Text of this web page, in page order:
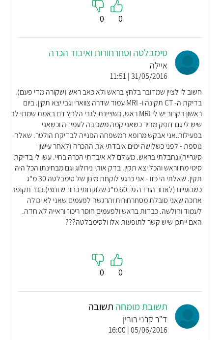
0
0
סימבלטה וסחרחורות ואיבוד הכרה
איילה
31/05/2016 | 11:51
חשוב לי לציין שמדובר בלחץ בראש ולא כאב ראש (שקורה מדי פעם).
בדיקת ה- CT תקינה ו- MRI עמוד שדרה צווארי וגבי יצא תקין. ביום
ראשון הקרוב יש לי MRI ראש. כשציינת לגבי הלחץ דם באמת שמתי לב
שיש לי גם דופק מהיר כשאני קמה משכיבה לעמידה וכשאני
בפעילות.אני אבקש מרופא המשפחה הפנייה לבדיקת הולטר. שאלה
נוספת - לפני כשלושה ימים איבדתי את ההכרה (לאחר עישון
סיגרייה)ונחבלתי בראש. מעולם לא איבדתי הכרה בחיי. עשו לי בדיקת
סיטי מח וראש והכל יצא תקין. בדק אותי נירולוג וגם מבחינתו הכל היה
תקין. שאלתי הי כזו - אני כרגע לוקחת מינון של סימבלטה 30 מ"ג
כשבועיים (לאחר הורדה מ- 60 מ"ג שלוקחתי כחודש וחצי).כבר תקופה
ארוכה שאני סובלת מסחרחורות והרגשה לפעמים שאני לא יכולה
לעמוד וחולשה. כבדות בראש ולפעמים חוסר ריכוז וראייה לא חדה.
האם ייתכן שיש קשר לתופעות אלו ולסימבלטה???
0
0
תשובת מומחה תשובה
ד"ר קרני רובין
05/06/2016 | 16:00